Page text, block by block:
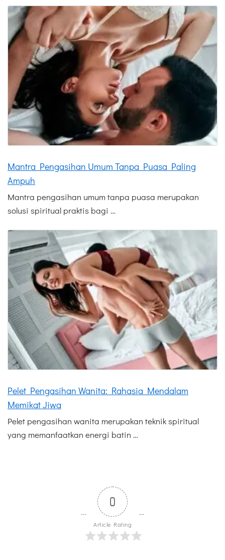
Mantra Pengasihan Umum Tanpa Puasa Paling
Ampuh
Mantra pengasihan umum tanpa puasa merupakan
solusi spiritual praktis bagi …
Pelet Pengasihan Wanita: Rahasia Mendalam
Memikat Jiwa
Pelet pengasihan wanita merupakan teknik spiritual
yang memanfaatkan energi batin …
0
Article Rating